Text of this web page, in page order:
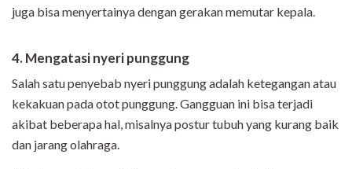
juga bisa menyertainya dengan gerakan memutar kepala.
4. Mengatasi nyeri punggung
Salah satu penyebab nyeri punggung adalah ketegangan atau
kekakuan pada otot punggung. Gangguan ini bisa terjadi
akibat beberapa hal, misalnya postur tubuh yang kurang baik
dan jarang olahraga.